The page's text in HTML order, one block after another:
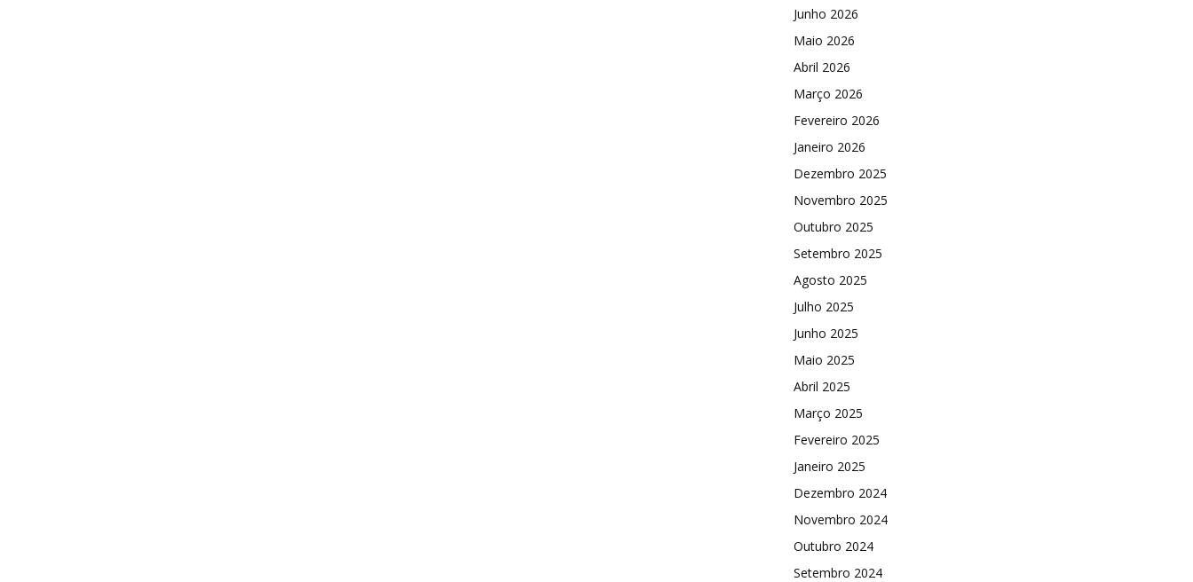
Junho 2026
Maio 2026
Abril 2026
Março 2026
Fevereiro 2026
Janeiro 2026
Dezembro 2025
Novembro 2025
Outubro 2025
Setembro 2025
Agosto 2025
Julho 2025
Junho 2025
Maio 2025
Abril 2025
Março 2025
Fevereiro 2025
Janeiro 2025
Dezembro 2024
Novembro 2024
Outubro 2024
Setembro 2024